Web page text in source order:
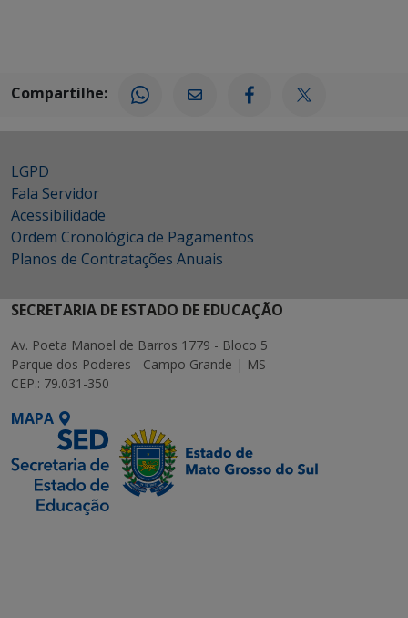
Compartilhe:
LGPD
Fala Servidor
Acessibilidade
Ordem Cronológica de Pagamentos
Planos de Contratações Anuais
SECRETARIA DE ESTADO DE EDUCAÇÃO
Av. Poeta Manoel de Barros 1779 - Bloco 5
Parque dos Poderes - Campo Grande | MS
CEP.: 79.031-350
MAPA